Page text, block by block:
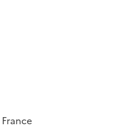
France